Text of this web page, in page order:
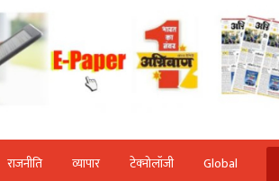
राजनीति व्‍यापार टेक्‍नोलॉजी Global